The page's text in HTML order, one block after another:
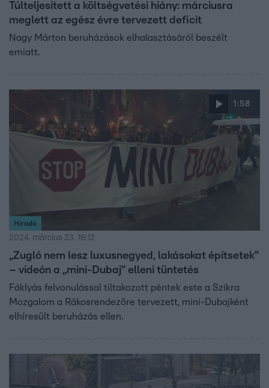
Túlteljesített a költségvetési hiány: márciusra
meglett az egész évre tervezett deficit
Nagy Márton beruházások elhalasztásáról beszélt
emiatt.
1:58
Híradó
2024. március 23. 16:12
„Zugló nem lesz luxusnegyed, lakásokat építsetek”
– videón a „mini-Dubaj” elleni tüntetés
Fáklyás felvonulással tiltakozott péntek este a Szikra
Mozgalom a Rákosrendezőre tervezett, mini-Dubajként
elhíresült beruházás ellen.